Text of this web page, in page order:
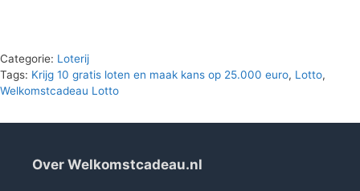
Categorie: Loterij
Tags: Krijg 10 gratis loten en maak kans op 25.000 euro, Lotto,
Welkomstcadeau Lotto
Over Welkomstcadeau.nl